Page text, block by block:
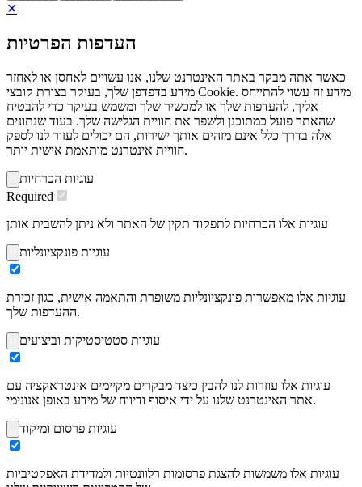
✕
העדפות הפרטיות
כאשר אתה מבקר באתר האינטרנט שלנו, אנו עשויים לאחסן או לאחזר
מידע בדפדפן שלך, בעיקר בצורת קובצי Cookie. מידע זה עשוי להתייחס
אליך, להעדפות שלך או למכשיר שלך ומשמש בעיקר כדי להבטיח
שהאתר פועל כמתוכנן ולשפר את חוויית הגלישה שלך. בעוד שנתונים
אלה בדרך כלל אינם מזהים אותך ישירות, הם יכולים לעזור לנו לספק
חוויית אינטרנט מותאמת אישית יותר.
עוגיות הכרחיות
Required
עוגיות אלו הכרחיות לתפקוד תקין של האתר ולא ניתן להשבית אותן
עוגיות פונקציונליות
עוגיות אלו מאפשרות פונקציונליות משופרת והתאמה אישית, כגון זכירת
ההעדפות שלך.
עוגיות סטטיסטיקות וביצועים
עוגיות אלו עוזרות לנו להבין כיצד מבקרים מקיימים אינטראקציה עם
אתר האינטרנט שלנו על ידי איסוף ודיווח של מידע באופן אנונימי.
עוגיות פרסום ומיקוד
עוגיות אלו משמשות להצגת פרסומות רלוונטיות ולמדידת האפקטיביות